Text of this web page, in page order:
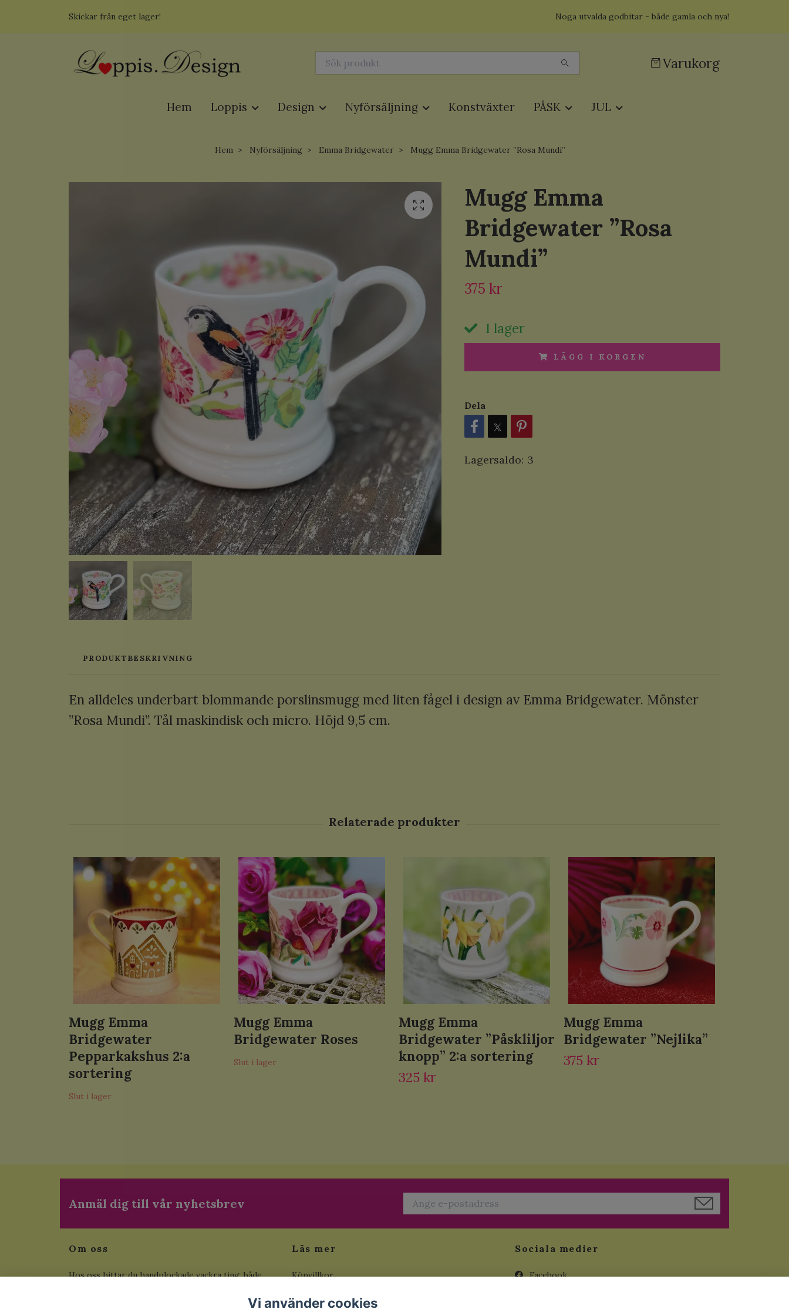
Skickar från eget lager! Noga utvalda godbitar - både gamla och nya!
Varukorg
Hem Loppis Design Nyförsäljning Konstväxter PÅSK JUL
Hem Nyförsäljning Emma Bridgewater Mugg Emma Bridgewater ”Rosa Mundi”
Mugg Emma
Bridgewater ”Rosa
Mundi”
375 kr
I lager
LÄGG I KORGEN
Dela
Lagersaldo: 3
PRODUKTBESKRIVNING
En alldeles underbart blommande porslinsmugg med liten fågel i design av Emma Bridgewater. Mönster
”Rosa Mundi”. Tål maskindisk och micro. Höjd 9,5 cm.
Mugg Emma
Bridgewater
Pepparkakshus 2:a
sortering
Slut i lager
Mugg Emma
Bridgewater Roses
Slut i lager
Mugg Emma
Bridgewater ”Påskliljor
knopp” 2:a sortering
325 kr
Mugg Emma
Bridgewater ”Nejlika”
375 kr
Anmäl dig till vår nyhetsbrev
Om oss
Hos oss hittar du handplockade vackra ting, både
från fabrik. Här hittar du även unika målningar i ett
Läs mer
Köpvillkor
Om Loppis.Design
Sociala medier
Facebook
Vi använder cookies